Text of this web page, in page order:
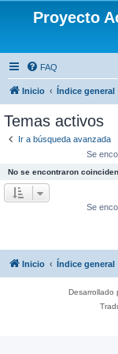
Proyecto
FAQ
Inicio Índice general
Temas activos
Ir a búsqueda avanzada
Se
No se encontraron
Se
Inicio Índice general
Desarrollado